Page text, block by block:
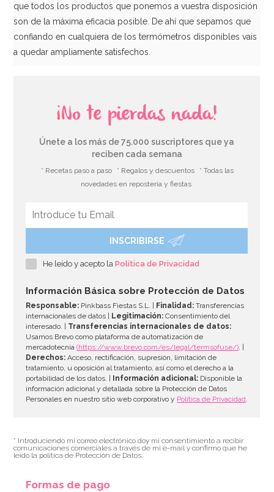
que todos los productos que ponemos a vuestra disposición
son de la máxima eficacia posible. De ahí que sepamos que
confiando en cualquiera de los termómetros disponibles vais
a quedar ampliamente satisfechos.
¡No te pierdas nada!
Únete a los más de 75.000 suscriptores que ya
reciben cada semana
* Recetas paso a paso * Regalos y descuentos
* Todas las
novedades en repostería y fiestas
INSCRIBIRSE
He leído y acepto laPolítica de Privacidad
Información Básica sobre Protección de Datos
Responsable: Pinkbass Fiestas S.L. | Finalidad: Transferencias
internacionales de datos | Legitimación: Consentimiento del
interesado. | Transferencias internacionales de datos:
Usamos Brevo como plataforma de automatización de
mercadotecnia(https://www.brevo.com/es/legal/termsofuse/) . |
Derechos: Acceso, rectificación, supresión, limitación de
tratamiento, u oposición al tratamiento, así como el derecho a la
portabilidad de los datos. | Información adicional: Disponible la
información adicional y detallada sobre la Protección de Datos
Personales en nuestro sitio web corporativo y Política de Privacidad
* Introduciendo mi correo electrónico doy mi consentimiento a recibir
comunicaciones comerciales a través de mi e-mail y confirmo que he
leído la política de Protección de Datos.
Formas de pago